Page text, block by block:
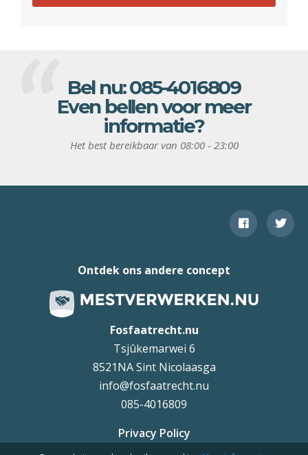
Bel nu:085-4016809
Even bellen voor meer
informatie?
Het best bereikbaar van 08:00 - 23:00
Fosfaatrecht.nu
Tsjûkemarwei 6
8521NA Sint Nicolaasga
info@fosfaatrecht.nu
085-4016809
Ontdek ons andere concept
Privacy Policy